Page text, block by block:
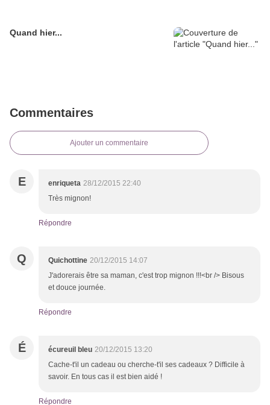
Quand hier...
Commentaires
Ajouter un commentaire
E enriqueta 28/12/2015 22:40
Très mignon!
Répondre
Q Quichottine 20/12/2015 14:07
J'adorerais être sa maman, c'est trop mignon !!!<br /> Bisous
et douce journée.
Répondre
É écureuil bleu 20/12/2015 13:20
Cache-t'il un cadeau ou cherche-t'il ses cadeaux ? Difficile à
savoir. En tous cas il est bien aidé !
Répondre